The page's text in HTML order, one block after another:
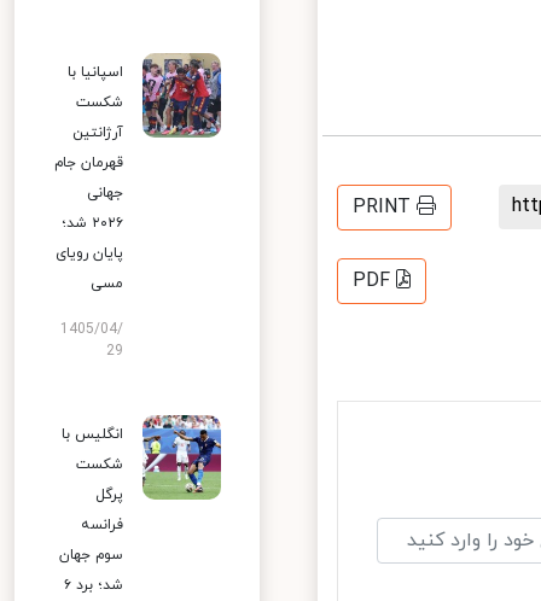
PRINT
PDF
اسپانیا با
شکست
آرژانتین
قهرمان جام
جهانی
۲۰۲۶ شد؛
پایان رویای
مسی
1405/04/
29
انگلیس با
شکست
پرگل
فرانسه
سوم جهان
شد؛ برد ۶